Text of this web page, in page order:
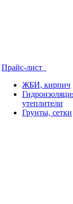
Прайс-лист
ЖБИ, кирпич
утеплители
Грунты, сетки